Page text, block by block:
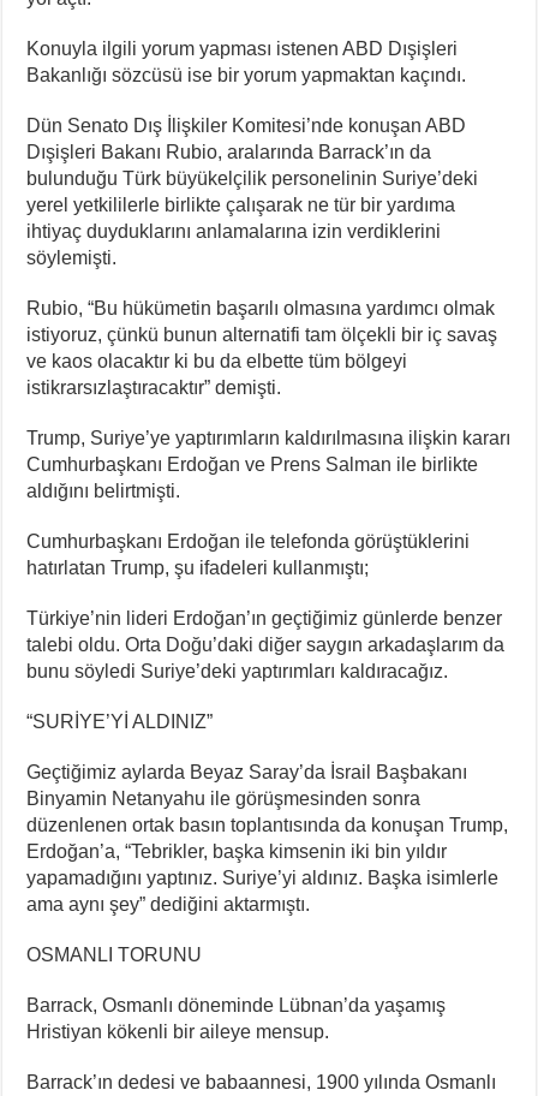
Konuyla ilgili yorum yapması istenen ABD Dışişleri
Bakanlığı sözcüsü ise bir yorum yapmaktan kaçındı.
Dün Senato Dış İlişkiler Komitesi’nde konuşan ABD
Dışişleri Bakanı Rubio, aralarında Barrack’ın da
bulunduğu Türk büyükelçilik personelinin Suriye’deki
yerel yetkililerle birlikte çalışarak ne tür bir yardıma
ihtiyaç duyduklarını anlamalarına izin verdiklerini
söylemişti.
Rubio, “Bu hükümetin başarılı olmasına yardımcı olmak
istiyoruz, çünkü bunun alternatifi tam ölçekli bir iç savaş
ve kaos olacaktır ki bu da elbette tüm bölgeyi
istikrarsızlaştıracaktır” demişti.
Trump, Suriye’ye yaptırımların kaldırılmasına ilişkin kararı
Cumhurbaşkanı Erdoğan ve Prens Salman ile birlikte
aldığını belirtmişti.
Cumhurbaşkanı Erdoğan ile telefonda görüştüklerini
hatırlatan Trump, şu ifadeleri kullanmıştı;
Türkiye’nin lideri Erdoğan’ın geçtiğimiz günlerde benzer
talebi oldu. Orta Doğu’daki diğer saygın arkadaşlarım da
bunu söyledi Suriye’deki yaptırımları kaldıracağız.
“SURİYE’Yİ ALDINIZ”
Geçtiğimiz aylarda Beyaz Saray’da İsrail Başbakanı
Binyamin Netanyahu ile görüşmesinden sonra
düzenlenen ortak basın toplantısında da konuşan Trump,
Erdoğan’a, “Tebrikler, başka kimsenin iki bin yıldır
yapamadığını yaptınız. Suriye’yi aldınız. Başka isimlerle
ama aynı şey” dediğini aktarmıştı.
OSMANLI TORUNU
Barrack, Osmanlı döneminde Lübnan’da yaşamış
Hristiyan kökenli bir aileye mensup.
Barrack’ın dedesi ve babaannesi, 1900 yılında Osmanlı